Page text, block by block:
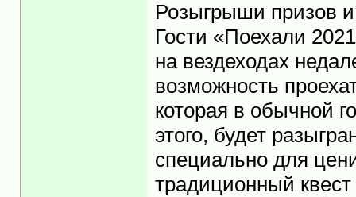
Розыгрыши призов
Гости «Поехали
на вездеходах
возможность
которая в обычной
этого, будет
специально для
традиционный